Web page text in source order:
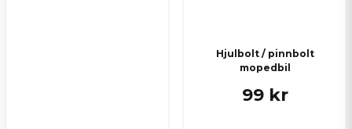
Hjulbolt / pinnbolt
mopedbil
99 kr